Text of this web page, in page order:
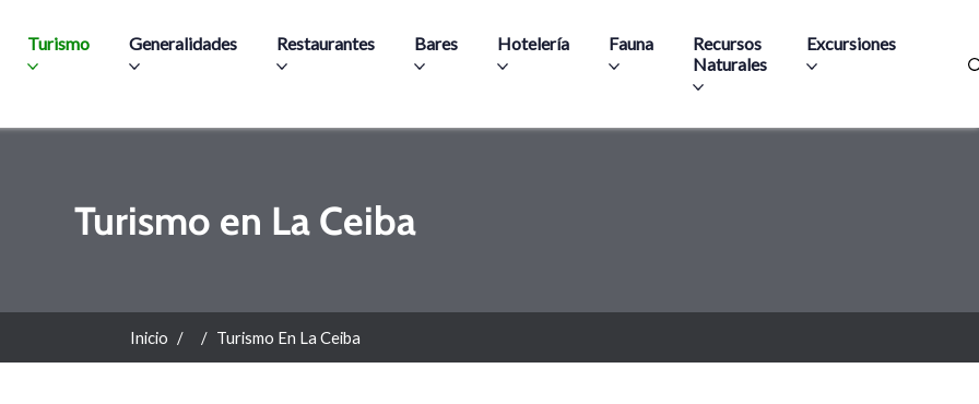
Turismo Generalidades Restaurantes Bares Hotelería Fauna
Recursos
Naturales
Excursiones
Turismo en La Ceiba
Inicio Turismo En La Ceiba